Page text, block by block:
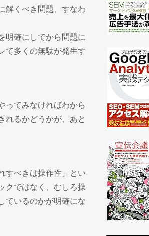
解くべき問題、すなわ
明確にしてから問題に
て多くの無駄が発生す
ってみなければわから
れるかどうかが、あと
すべきは操作性」とい
クではなく、むしろ操
ているのかが明確にな